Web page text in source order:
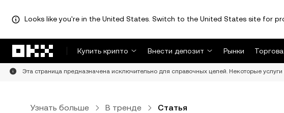
Looks like you're in the United States. Switch to the United States site for
Купить крипто
Внести депозит Рынки
Эта страница предназначена исключительно для справочных целей. Некоторые
Узнать больше В тренде Статья